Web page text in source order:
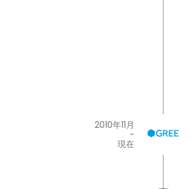
2010年11月
-
現在